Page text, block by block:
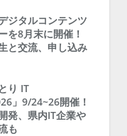
ジタルコンテンツ
を8月末に開催！
と交流、申し込み
り IT
」9/24~26開催！
発、県内IT企業や
も